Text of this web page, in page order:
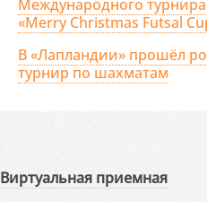
Международного
«Merry Christmas Futsal
В «Лапландии» прошёл
турнир по шахматам
Виртуальная приемная